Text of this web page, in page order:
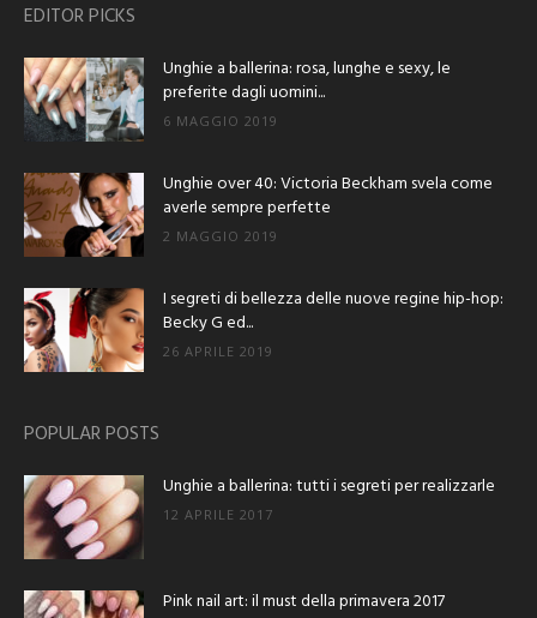
EDITOR PICKS
Unghie a ballerina: rosa, lunghe e sexy, le
preferite dagli uomini...
6 MAGGIO 2019
Unghie over 40: Victoria Beckham svela come
averle sempre perfette
2 MAGGIO 2019
I segreti di bellezza delle nuove regine hip-hop:
Becky G ed...
26 APRILE 2019
POPULAR POSTS
Unghie a ballerina: tutti i segreti per realizzarle
12 APRILE 2017
Pink nail art: il must della primavera 2017